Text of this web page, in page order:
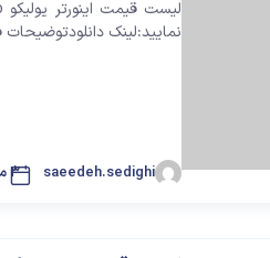
نمایید:لینک دانلودتوضیحات
saeedeh.sedighi 3 ماه قبل